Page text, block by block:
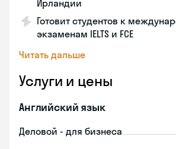
Ирландии
Готовит студентов к
экзаменам IELTS и FCE
Читать дальше
Услуги и цены
Английский язык
Деловой - для бизнеса